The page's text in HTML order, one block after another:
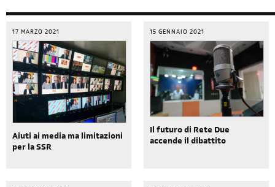
17 MARZO 2021
Aiuti ai media ma limitazioni
per la SSR
15 GENNAIO 2021
Il futuro di Rete Due
accende il dibattito